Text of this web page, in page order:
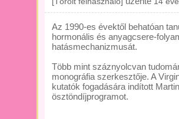
Az 1990-es évektől behatóan
hormonális és anyagcsere-
hatásmechanizmusát.
Több mint száznyolcvan
monográfia szerkesztője. A
kutatók fogadására indított
ösztöndíjprogramot.